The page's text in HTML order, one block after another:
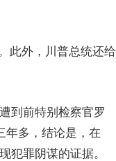
此外，川普总统还给
到前特别检察官罗
年多，结论是，在
犯罪阴谋的证据。